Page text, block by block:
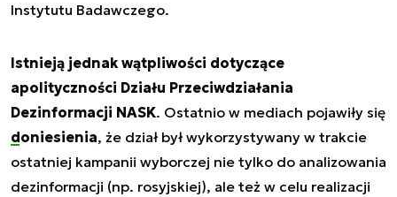
Instytutu Badawczego.
Istnieją jednak wątpliwości dotyczące
apolityczności Działu Przeciwdziałania
Dezinformacji NASK. Ostatnio w mediach pojawiły się
doniesienia, że dział był wykorzystywany w trakcie
ostatniej kampanii wyborczej nie tylko do analizowania
dezinformacji (np. rosyjskiej), ale też w celu realizacji